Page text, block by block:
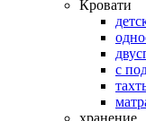
Кровати
с
хранение